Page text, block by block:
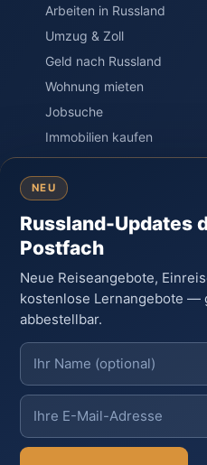
Arbeiten in Russland
Umzug & Zoll
Geld nach Russland
Wohnung mieten
Jobsuche
Immobilien kaufen
SPRACHE & PORTAL
Kostenloser Sprachkurs
Einstufungstest
PORTAL – Community
Wissen & Ratgeber
Russland-Knigge
Kontakt
© 2026 Moya Rossiya ·
gegründet von Auswanderern
NEU
Russland-Updates
Postfach
Neue Reiseangebote,
kostenlose Lernangebote —
abbestellbar.